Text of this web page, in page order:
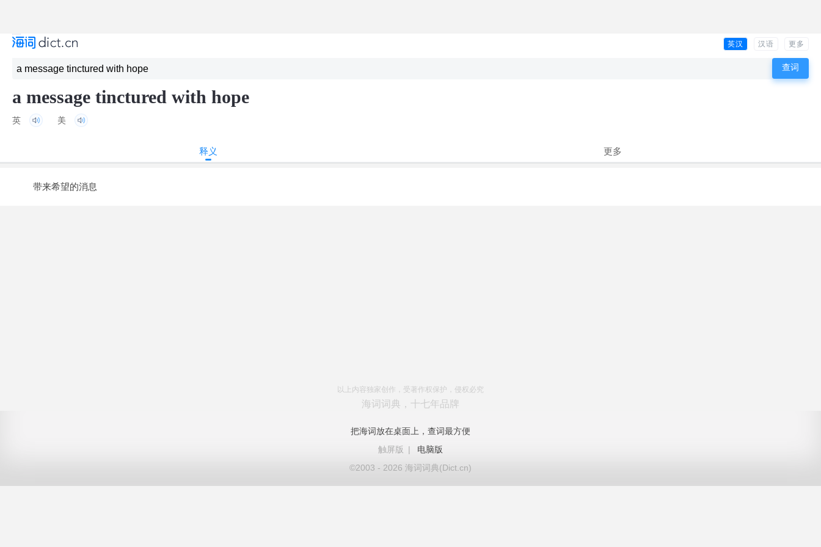
英汉 汉语 更多
a message tinctured with hope
英 美
释义 更多
带来希望的消息
以上内容独家创作，受著作权保护，侵权必究
海词词典，十七年品牌
把海词放在桌面上，查词最方便
触屏版
|
电脑版
©2003 - 2026 海词词典(Dict.cn)